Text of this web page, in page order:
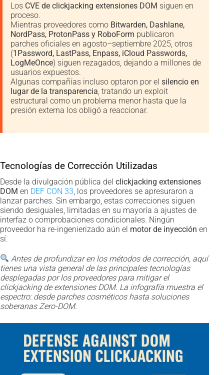
Los CVE de clickjacking extensiones DOM siguen en
proceso.
Mientras proveedores como Bitwarden, Dashlane,
NordPass, ProtonPass y RoboForm publicaron
parches oficiales en agosto–septiembre 2025, otros
(1Password, LastPass, Enpass, iCloud Passwords,
LogMeOnce) siguen rezagados, dejando a millones de
usuarios expuestos.
Algunas compañías incluso optaron por el silencio en
lugar de la transparencia , tratando un exploit
estructural como un problema menor hasta que la
presión externa los obligó a reaccionar.
Tecnologías de Corrección Utilizadas
Desde la divulgación pública del clickjacking extensiones
DOM en DEF CON 33, los proveedores se apresuraron a
lanzar parches. Sin embargo, estas correcciones siguen
siendo desiguales, limitadas en su mayoría a ajustes de
interfaz o comprobaciones condicionales. Ningún
proveedor ha re-ingenierizado aún el motor de inyección en
sí.
Antes de profundizar en los métodos de corrección, aquí
tienes una vista general de las principales tecnologías
desplegadas por los proveedores para mitigar el
clickjacking de extensiones DOM. La infografía muestra el
espectro: desde parches cosméticos hasta soluciones
soberanas Zero-DOM.